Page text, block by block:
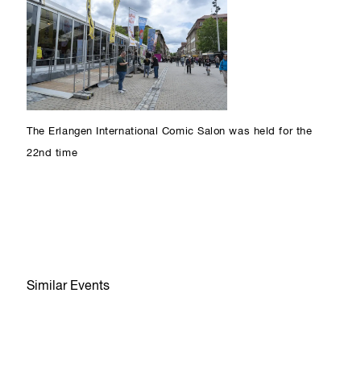
The Erlangen International Comic Salon was held for the
22nd time
Similar Events